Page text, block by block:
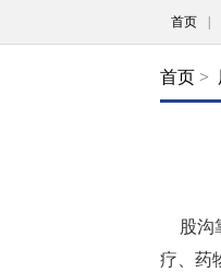
首页
首页 >
股沟
疗、药